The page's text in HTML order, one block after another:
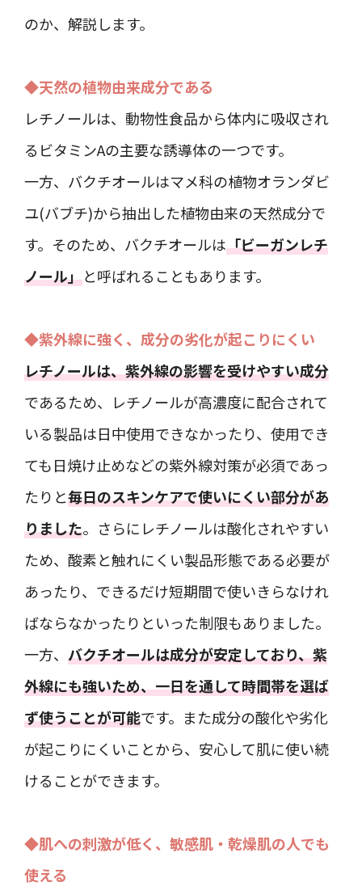
のか、解説します。
◆天然の植物由来成分である
レチノールは、動物性食品から体内に吸収され
るビタミンAの主要な誘導体の一つです。
一方、バクチオールはマメ科の植物オランダビ
ユ(バブチ)から抽出した植物由来の天然成分で
す。そのため、バクチオールは「ビーガンレチ
ノール」と呼ばれることもあります。
◆紫外線に強く、成分の劣化が起こりにくい
レチノールは、紫外線の影響を受けやすい成分
であるため、レチノールが高濃度に配合されて
いる製品は日中使用できなかったり、使用でき
ても日焼け止めなどの紫外線対策が必須であっ
たりと毎日のスキンケアで使いにくい部分があ
りました。さらにレチノールは酸化されやすい
ため、酸素と触れにくい製品形態である必要が
あったり、できるだけ短期間で使いきらなけれ
ばならなかったりといった制限もありました。
一方、 バクチオールは成分が安定しており、紫
外線にも強いため、一日を通して時間帯を選ば
ず使うことが可能です。また成分の酸化や劣化
が起こりにくいことから、安心して肌に使い続
けることができます。
◆肌への刺激が低く、敏感肌・乾燥肌の人でも
使える